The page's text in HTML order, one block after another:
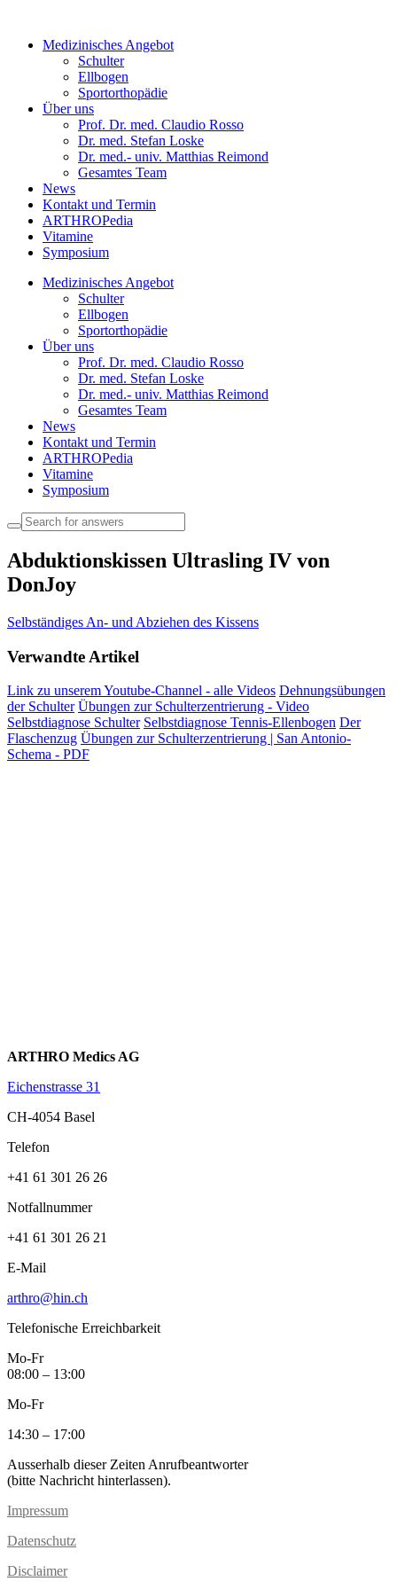
Medizinisches Angebot
Schulter
Ellbogen
Sportorthopädie
Über uns
Prof. Dr. med. Claudio Rosso
Dr. med. Stefan Loske
Dr. med.- univ. Matthias Reimond
Gesamtes Team
News
Kontakt und Termin
ARTHROPedia
Vitamine
Symposium
Medizinisches Angebot
Schulter
Ellbogen
Sportorthopädie
Über uns
Prof. Dr. med. Claudio Rosso
Dr. med. Stefan Loske
Dr. med.- univ. Matthias Reimond
Gesamtes Team
News
Kontakt und Termin
ARTHROPedia
Vitamine
Symposium
Abduktionskissen Ultrasling IV von
DonJoy
Selbständiges An- und Abziehen des Kissens
Verwandte Artikel
Link zu unserem Youtube-Channel - alle Videos Dehnungsübungen
der Schulter Übungen zur Schulterzentrierung - Video
Selbstdiagnose Schulter Selbstdiagnose Tennis-Ellenbogen Der
Flaschenzug Übungen zur Schulterzentrierung | San Antonio-
Schema - PDF
ARTHRO Medics AG
Eichenstrasse 31
CH-4054 Basel
Telefon
+41 61 301 26 26
Notfallnummer
+41 61 301 26 21
E-Mail
arthro@hin.ch
Telefonische Erreichbarkeit
Mo-Fr
08:00 – 13:00
Mo-Fr
14:30 – 17:00
Ausserhalb dieser Zeiten Anrufbeantworter
(bitte Nachricht hinterlassen).
Impressum
Datenschutz
Disclaimer